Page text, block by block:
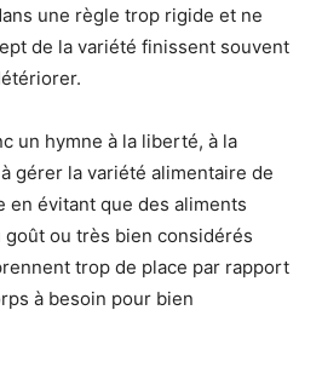
une règle trop rigide et ne
de la variété finissent souvent
un hymne à la liberté, à la
gérer la variété alimentaire de
en évitant que des aliments
ou très bien considérés
trop de place par rapport
à besoin pour bien